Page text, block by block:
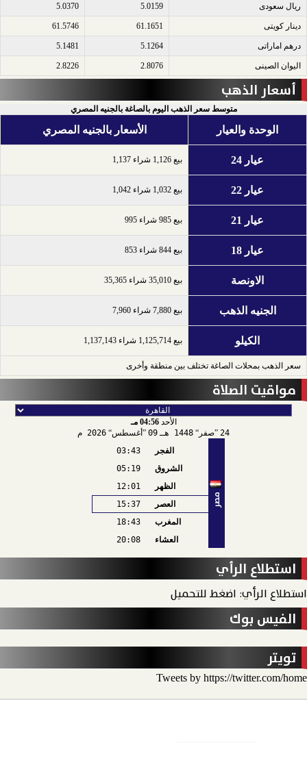
ريال سعودى​ 5.0159
5.0370
دينار كويتى​ 61.1651
61.5746
درهم اماراتى​ 5.1264
5.1481
اليوان الصينى​ 2.8076
2.8226
أسعار الذهب
متوسط سعر الذهب اليوم بالصاغة بالجنيه المصري
الوحدة والعيار الأسعار بالجنيه المصري
عيار 24 بيع 1,126 شراء 1,137
عيار 22 بيع 1,032 شراء 1,042
عيار 21 بيع 985 شراء 995
عيار 18 بيع 844 شراء 853
الاونصة بيع 35,010 شراء 35,365
الجنيه الذهب بيع 7,880 شراء 7,960
الكيلو بيع 1,125,714 شراء 1,137,143
سعر الذهب بمحلات الصاغة تختلف بين منطقة وأخرى
مواقيت الصلاة
الأحد04:56 مـ
24 صفر 1448 هـ 09 أغسطس 2026 م
مصر
الفجر
03:43
الشروق
05:19
الظهر
12:01
العصر
15:37
المغرب
18:43
العشاء
20:08
استطلاع الرأي
استطلاع الرأي: اضغط للتحميل
الفيس بوك
تويتر
Tweets by https://twitter.com/home